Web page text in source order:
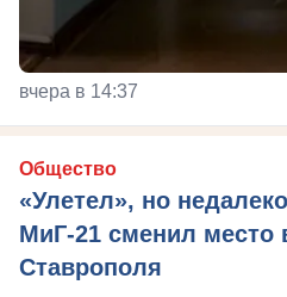
вчера в 14:37
Общество
«Улетел», но
МиГ-21 сменил место
Ставрополя